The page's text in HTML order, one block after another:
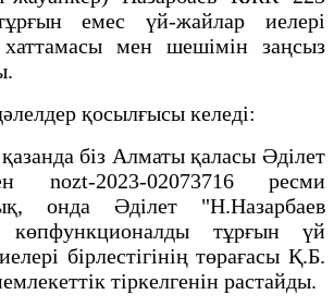
емес үй-жайлар иелері
мен шешімін заңсыз
қосылғысы келеді:
біз Алматы қаласы Әділет
nozt-2023-02073716 ресми
онда Әділет "Н.Назарбаев
тұрғын үй
бірлестігінің төрағасы Қ.Б.
тіркелгенін растайды.